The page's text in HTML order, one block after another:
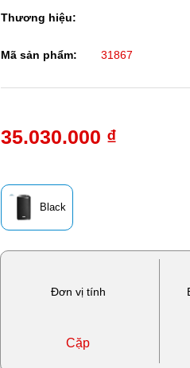
Đơn vị tính
Cặp
Black
35.030.000 ₫
Thương hiệu:
Mã sản phẩm: 31867